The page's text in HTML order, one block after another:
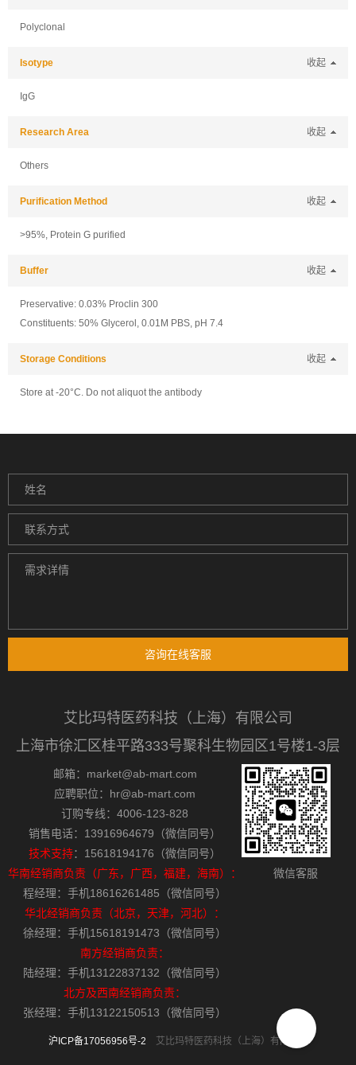
Polyclonal
Isotype 收起
IgG
Research Area 收起
Others
Purification Method 收起
>95%, Protein G purified
Buffer 收起
Preservative: 0.03% Proclin 300
Constituents: 50% Glycerol, 0.01M PBS, pH 7.4
Storage Conditions 收起
Store at -20°C. Do not aliquot the antibody
咨询在线客服
艾比玛特医药科技（上海）有限公司
上海市徐汇区桂平路333号聚科生物园区1号楼1-3层
邮箱：market@ab-mart.com
应聘职位：hr@ab-mart.com
订购专线：4006-123-828
销售电话：13916964679（微信同号）
技术支持：15618194176（微信同号）
华南经销商负责（广东，广西，福建，海南）：
程经理：手机18616261485（微信同号）
华北经销商负责（北京，天津，河北）：
徐经理：手机15618191473（微信同号）
南方经销商负责：
陆经理：手机13122837132（微信同号）
北方及西南经销商负责：
张经理：手机13122150513（微信同号）
微信客服
沪ICP备17056956号-2 艾比玛特医药科技（上海）有限公司